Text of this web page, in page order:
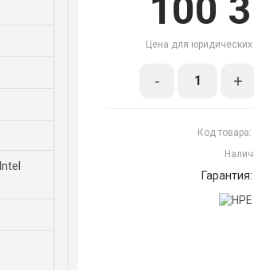
100
Цена для
- +
Код товара: